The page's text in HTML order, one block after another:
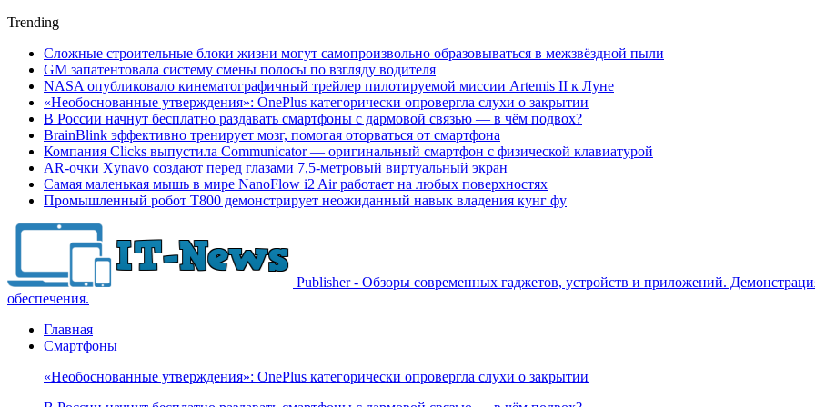
Trending
Сложные строительные блоки жизни могут самопроизвольно образовываться в межзвёздной пыли
GM запатентовала систему смены полосы по взгляду водителя
NASA опубликовало кинематографичный трейлер пилотируемой миссии Artemis II к Луне
«Необоснованные утверждения»: OnePlus категорически опровергла слухи о закрытии
В России начнут бесплатно раздавать смартфоны с дармовой связью — в чём подвох?
BrainBlink эффективно тренирует мозг, помогая оторваться от смартфона
Компания Clicks выпустила Communicator — оригинальный смартфон с физической клавиатурой
AR-очки Xynavo создают перед глазами 7,5-метровый виртуальный экран
Самая маленькая мышь в мире NanoFlow i2 Air работает на любых поверхностях
Промышленный робот Т800 демонстрирует неожиданный навык владения кунг фу
Publisher - Обзоры современных гаджетов, устройств и приложений.
обеспечения.
Главная
Смартфоны
«Необоснованные утверждения»: OnePlus категорически опровергла слухи о закрытии